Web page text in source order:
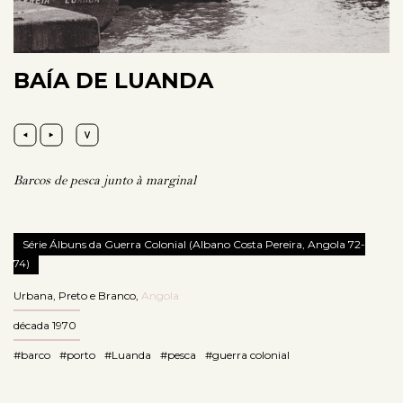
BAÍA DE LUANDA
Barcos de pesca junto à marginal
Série Álbuns da Guerra Colonial (Albano Costa Pereira, Angola 72-
74)
Urbana, Preto e Branco, Angola
década 1970
#barco #porto #Luanda #pesca #guerra colonial